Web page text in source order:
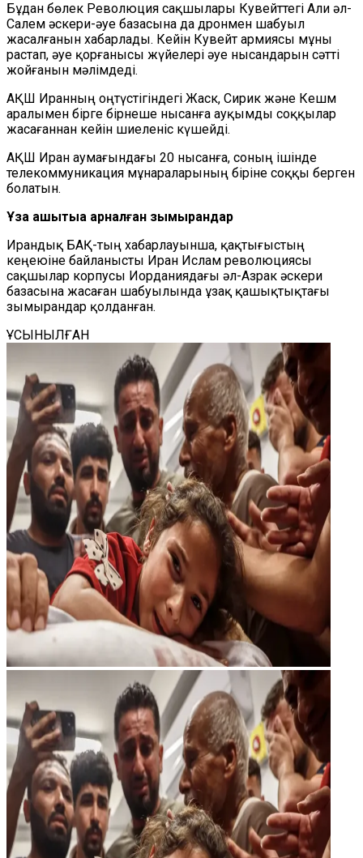
Бұдан бөлек Революция сақшылары Кувейттегі Али әл-
Салем әскери-әуе базасына да дронмен шабуыл
жасалғанын хабарлады. Кейін Кувейт армиясы мұны
растап, әуе қорғанысы жүйелері әуе нысандарын сәтті
жойғанын мәлімдеді.
АҚШ Иранның оңтүстігіндегі Жаск, Сирик және Кешм
аралымен бірге бірнеше нысанға ауқымды соққылар
жасағаннан кейін шиеленіс күшейді.
АҚШ Иран аумағындағы 20 нысанға, соның ішінде
телекоммуникация мұнараларының біріне соққы берген
болатын.
Ұзақ қашықтыққа арналған зымырандар
Ирандық БАҚ-тың хабарлауынша, қақтығыстың
кеңеюіне байланысты Иран Ислам революциясы
сақшылар корпусы Иорданиядағы әл-Азрак әскери
базасына жасаған шабуылында ұзақ қашықтықтағы
зымырандар қолданған.
ҰСЫНЫЛҒАН